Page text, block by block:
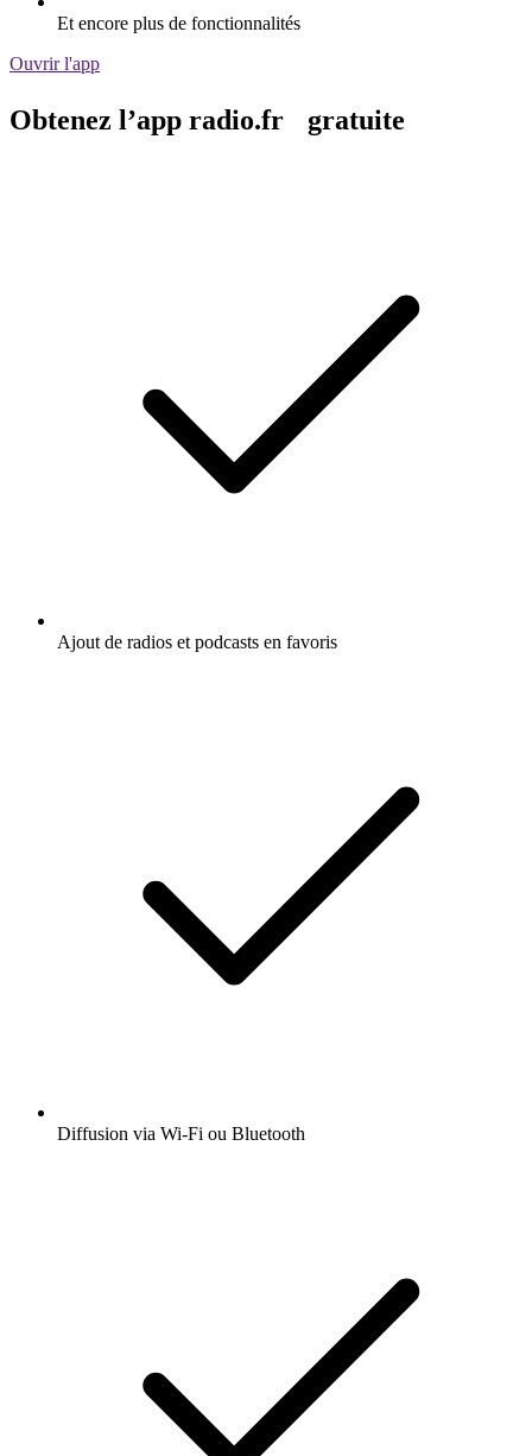
Et encore plus de fonctionnalités
Ouvrir l'app
Obtenez l’app radio.fr gratuite
Ajout de radios et podcasts en favoris
Diffusion via Wi-Fi ou Bluetooth